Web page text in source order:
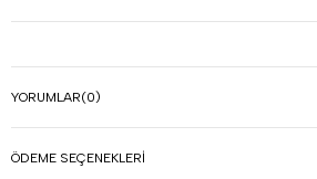
YORUMLAR(0)
ÖDEME SEÇENEKLERI